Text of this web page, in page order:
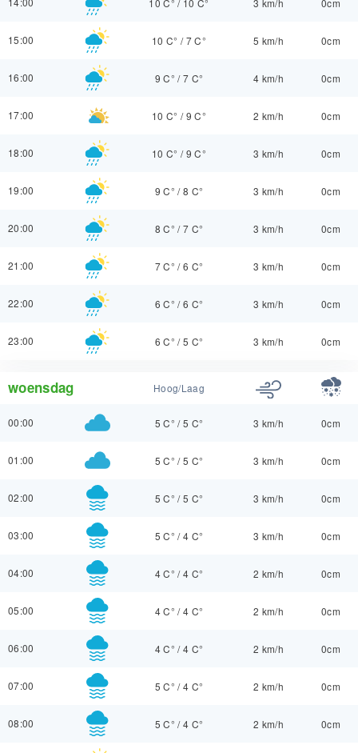
10 C° / 10 C° 3 km/h 0cm
15:00 10 C° / 7 C° 5 km/h 0cm
16:00 9 C° /7 C° 4 km/h 0cm
17:00 10 C° / 9 C° 2 km/h 0cm
18:00 10 C° / 9 C° 3 km/h 0cm
19:00 9 C° /8 C° 3 km/h 0cm
20:00 8 C° /7 C° 3 km/h 0cm
21:00 7 C° /6 C° 3 km/h 0cm
22:00 6 C° /6 C° 3 km/h 0cm
23:00 6 C° /5 C° 3 km/h 0cm
woensdag Hoog/Laag
00:00 5 C° /5 C° 3 km/h 0cm
01:00 5 C° /5 C° 3 km/h 0cm
02:00 5 C° /5 C° 3 km/h 0cm
03:00 5 C° /4 C° 3 km/h 0cm
04:00 4 C° /4 C° 2 km/h 0cm
05:00 4 C° /4 C° 2 km/h 0cm
06:00 4 C° /4 C° 2 km/h 0cm
07:00 5 C° /4 C° 2 km/h 0cm
08:00 5 C° /4 C° 2 km/h 0cm